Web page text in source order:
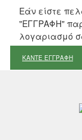
Εάν είστε
"ΕΓΓΡΑΦΗ"
λογαριασμό
ΚΑΝΤΕ ΕΓΓΡΑΦΗ